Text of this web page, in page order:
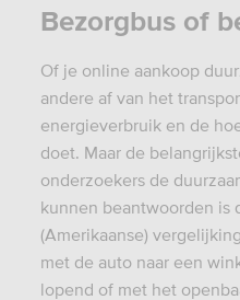
Bezorgbus of
Of je online aankoop
andere af van het
energieverbruik en de
doet. Maar de
onderzoekers de
kunnen beantwoorden is
(Amerikaanse)
met de auto naar een
lopend of met het